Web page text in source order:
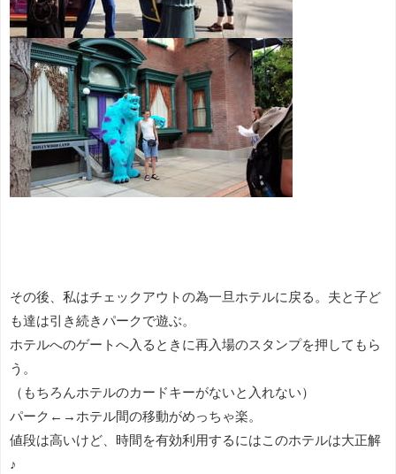
その後、私はチェックアウトの為一旦ホテルに戻る。夫と子ど
も達は引き続きパークで遊ぶ。
ホテルへのゲートへ入るときに再入場のスタンプを押してもら
う。
（もちろんホテルのカードキーがないと入れない）
パーク←→ホテル間の移動がめっちゃ楽。
値段は高いけど、時間を有効利用するにはこのホテルは大正解
♪